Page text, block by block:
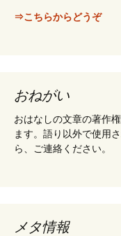
⇒こちらからどうぞ
おねがい
おはなしの文章の著作
ます。語り以外で使用
ら、ご連絡ください。
メタ情報